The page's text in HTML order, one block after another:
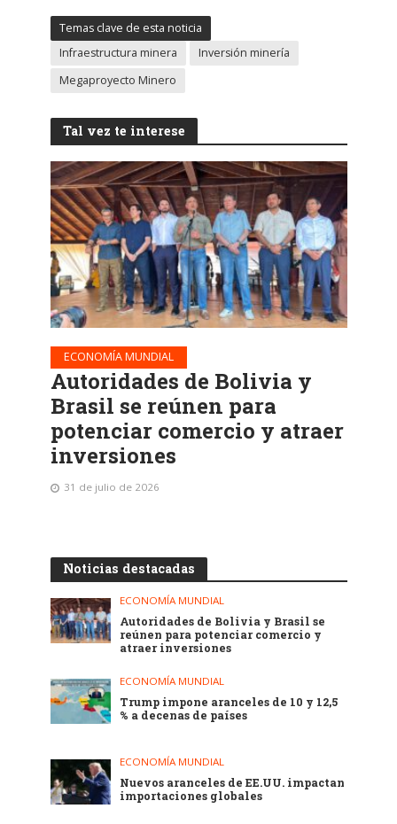
Temas clave de esta noticia
Infraestructura minera
Inversión minería
Megaproyecto Minero
Tal vez te interese
ECONOMÍA MUNDIAL
Autoridades de Bolivia y
Brasil se reúnen para
potenciar comercio y atraer
inversiones
31 de julio de 2026
Noticias destacadas
ECONOMÍA MUNDIAL
Autoridades de Bolivia y Brasil se
reúnen para potenciar comercio y
atraer inversiones
ECONOMÍA MUNDIAL
Trump impone aranceles de 10 y 12,5
% a decenas de países
ECONOMÍA MUNDIAL
Nuevos aranceles de EE.UU. impactan
importaciones globales